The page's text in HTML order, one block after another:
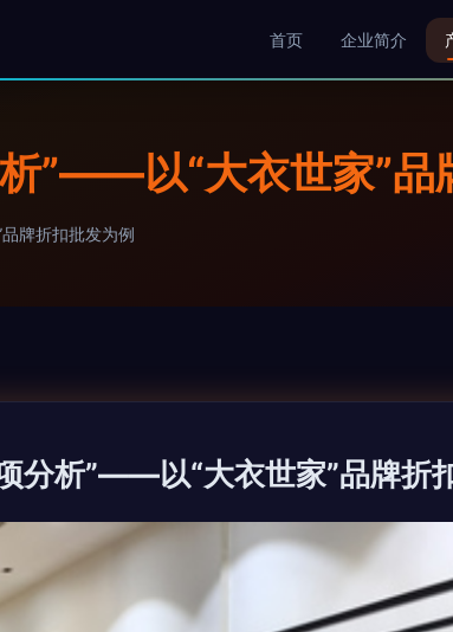
首页 企业简介
”——以“大衣世家”品
牌折扣批发为例
分析”——以“大衣世家”品牌折